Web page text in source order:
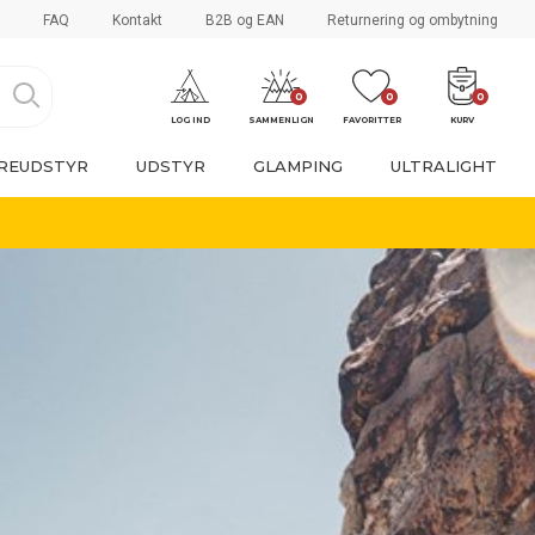
FAQ Kontakt B2B og EAN Returnering og ombytning
LOG IND
0
SAMMENLIGN
0
FAVORITTER
0
KURV
UDSTYR GLAMPING ULTRALIGHT